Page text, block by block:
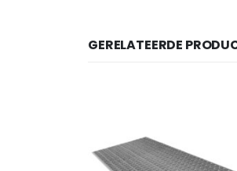
GERELATEERDE